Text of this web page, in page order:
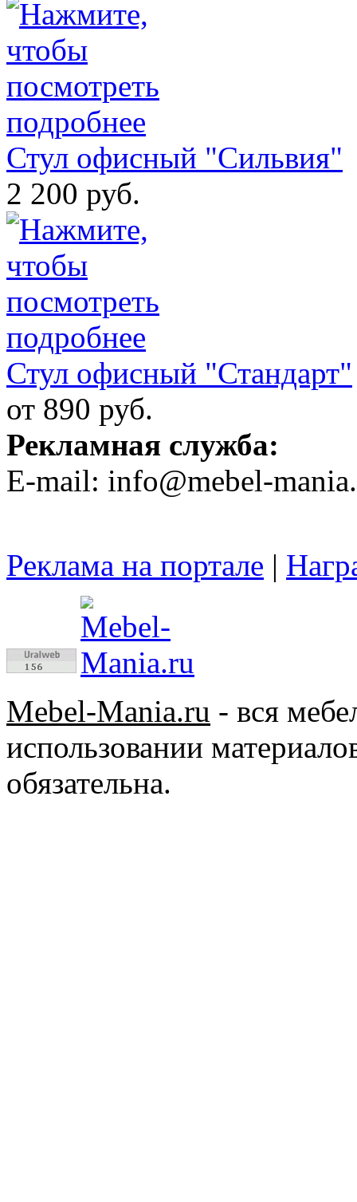
Стул офисный "Сильвия"
2 200 руб.
Стул офисный "Стандарт"
от 890 руб.
Рекламная служба:
E-mail: info@mebel-
Реклама на портале |
Mebel-Mania.ru - вся
использовании
обязательна.